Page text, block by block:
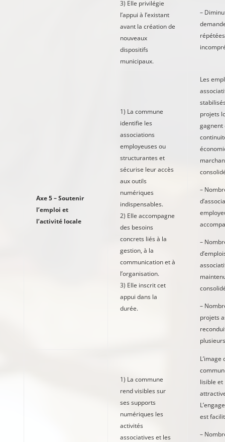
3) Elle privilégie
l’appui à l’existant
avant la création de
nouveaux
dispositifs
municipaux.
–
Axe 5 – Soutenir
l’emploi et
l’activité locale
1) La commune
identifie les
associations
employeuses ou
structurantes et
sécurise leur accès
aux outils
numériques
indispensables.
2) Elle accompagne
des besoins
concrets liés à la
gestion, à la
communication et à
l’organisation.
3) Elle inscrit cet
appui dans la
durée.
Les
projets
gagnent
–
–
–
projets
1) La commune
rend visibles sur
ses supports
numériques les
activités
associatives et les
L’image
lisible et
est
–